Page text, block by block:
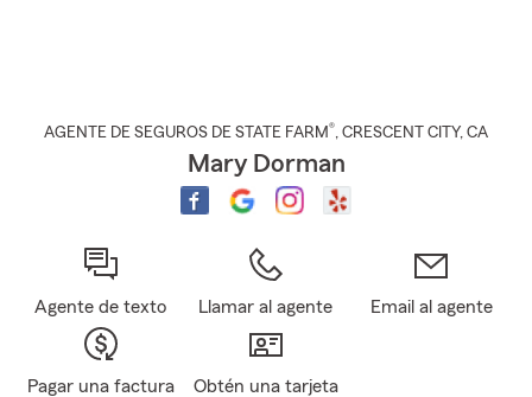
AGENTE DE SEGUROS DE STATE FARM®, CRESCENT CITY, CA
Mary Dorman
Agente de texto Llamar al agente Email al agente
Pagar una factura
Obtén una tarjeta